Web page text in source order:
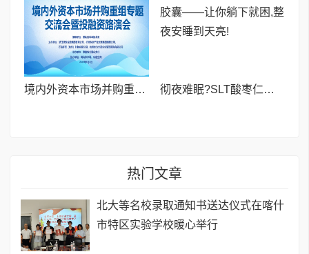
境内外资本市场并购重组专题交流会暨投融资路演会 深度解析驱动企业资本战略升级 彻夜难眠?SLT酸枣仁胶囊——让你躺下就困,整夜安睡到天亮!
热门文章
北大等名校录取通知书送达仪式在喀什
市特区实验学校暖心举行